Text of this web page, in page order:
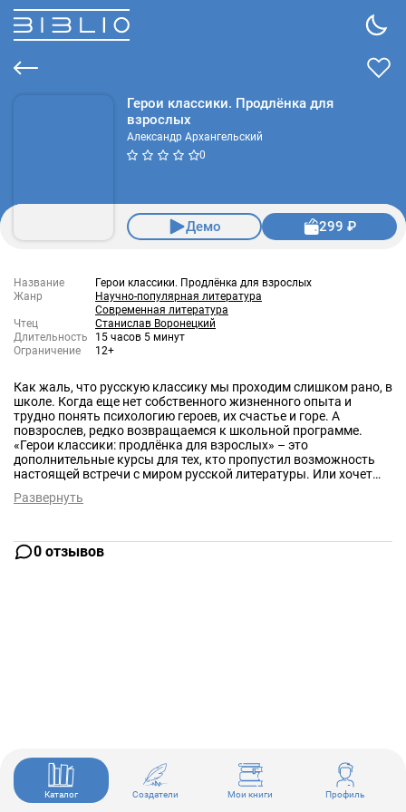
Герои классики. Продлёнка для
взрослых
Александр Архангельский
0
Демо 299 ₽
Название
Герои классики. Продлёнка для взрослых
Жанр
Научно-популярная литература
Современная литература
Чтец
Станислав Воронецкий
Длительность
15 часов 5 минут
Ограничение
12+
Как жаль, что русскую классику мы проходим слишком рано, в
школе. Когда еще нет собственного жизненного опыта и
трудно понять психологию героев, их счастье и горе. А
повзрослев, редко возвращаемся к школьной программе.
«Герои классики: продлёнка для взрослых» – это
дополнительные курсы для тех, кто пропустил возможность
настоящей встречи с миром русской литературы. Или хочет
детьми, помогать им готовить уроки. Она полезна
причудливых и драматических персонажей. Это
увлекательное путешествие в литературное закулисье, в
Развернуть
0 отзывов
Каталог Создатели Мои книги Профиль